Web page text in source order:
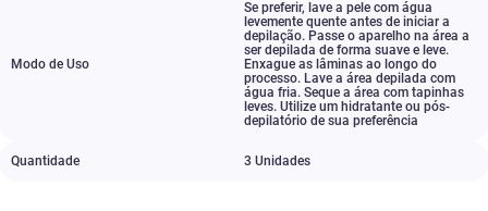
Modo de Uso
Se preferir, lave a pele com água
levemente quente antes de iniciar a
depilação. Passe o aparelho na área a
ser depilada de forma suave e leve.
Enxague as lâminas ao longo do
processo. Lave a área depilada com
água fria. Seque a área com tapinhas
leves. Utilize um hidratante ou pós-
depilatório de sua preferência
Quantidade 3 Unidades